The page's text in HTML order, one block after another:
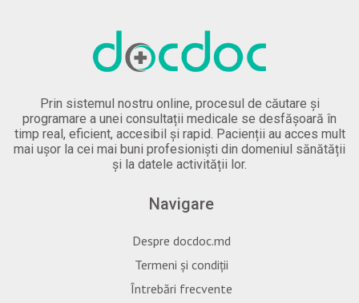
Prin sistemul nostru online, procesul de căutare și
programare a unei consultații medicale se desfășoară în
timp real, eficient, accesibil și rapid. Pacienții au acces mult
mai ușor la cei mai buni profesioniști din domeniul sănătății
și la datele activității lor.
Navigare
Despre docdoc.md
Termeni și condiții
Întrebări frecvente